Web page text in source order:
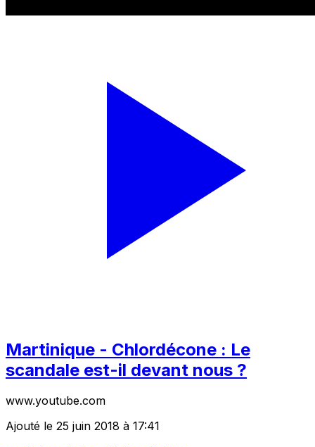
Martinique - Chlordécone : Le
scandale est-il devant nous ?
www.youtube.com
Ajouté le 25 juin 2018 à 17:41